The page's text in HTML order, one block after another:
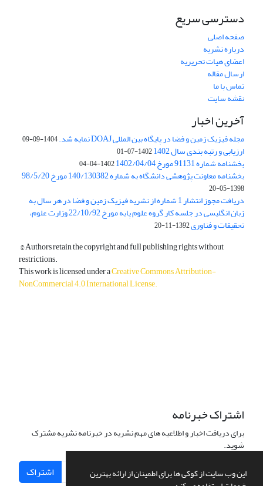
این وب سایت از کوکی ها برای اطمینان از ارائه بهترین
دسترسی سریع
صفحه اصلی
درباره نشریه
اعضای هیات تحریریه
ارسال مقاله
تماس با ما
نقشه سایت
آخرین اخبار
مجله فیزیک زمین و فضا در پایگاه بین المللی DOAJ نمایه شد. 1404-09-09
ارزیابی و رتبه بندی سال 1402 1402-07-01
بخشنامه شماره 91131 مورخ 1402/04/04 1402-04-04
بخشنامه معاونت پژوهشی دانشگاه به شماره 140/130382 مورخ 98/5/20
1398-05-20
دریافت مجوز انتشار 1 شماره از نشریه فیزیک زمین و فضا در هر سال به
زبان انگلیسی در جلسه کار گروه علوم پایه مورخ 22/10/92 وزارت علوم،
تحقیقات و فناوری1392-11-20
© Authors retain the copyright and full publishing rights without
restrictions.
This work is licensed under aCreative Commons Attribution-
NonCommercial 4.0 International License.
اشتراک خبرنامه
برای دریافت اخبار و اطلاعیه های مهم نشریه در خبرنامه نشریه مشترک
شوید.
اشتراک